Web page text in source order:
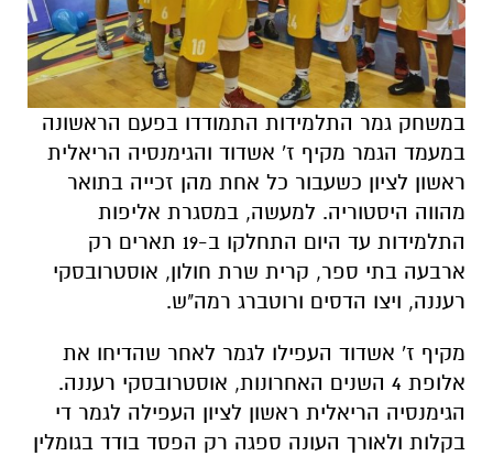
במשחק גמר התלמידות התמודדו בפעם הראשונה
במעמד הגמר מקיף ז' אשדוד והגימנסיה הריאלית
ראשון לציון כשעבור כל אחת מהן זכייה בתואר
מהווה היסטוריה. למעשה, במסגרת אליפות
התלמידות עד היום התחלקו ב-19 תארים רק
ארבעה בתי ספר, קרית שרת חולון, אוסטרובסקי
רעננה, ויצו הדסים ורוטברג רמה"ש.
מקיף ז' אשדוד העפילו לגמר לאחר שהדיחו את
אלופת 4 השנים האחרונות, אוסטרובסקי רעננה.
הגימנסיה הריאלית ראשון לציון העפילה לגמר די
בקלות ולאורך העונה ספגה רק הפסד בודד בגומלין